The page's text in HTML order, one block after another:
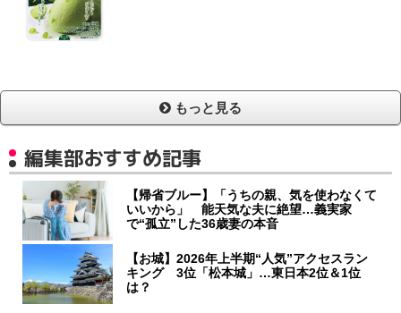
もっと見る
編集部おすすめ記事
【帰省ブルー】「うちの親、気を使わなくて
いいから」 能天気な夫に絶望…義実家
で“孤立”した36歳妻の本音
【お城】2026年上半期“人気”アクセスラン
キング 3位「松本城」…東日本2位＆1位
は？